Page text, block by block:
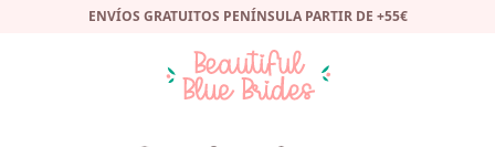
ENVÍOS GRATUITOS PENÍNSULA PARTIR DE +55€